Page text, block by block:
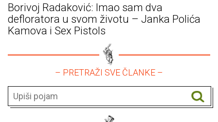
Borivoj Radaković: Imao sam dva
defloratora u svom životu – Janka Polića
Kamova i Sex Pistols
– PRETRAŽI SVE ČLANKE –